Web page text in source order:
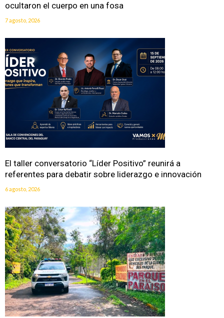
ocultaron el cuerpo en una fosa
7 agosto, 2026
El taller conversatorio “Líder Positivo” reunirá a
referentes para debatir sobre liderazgo e innovación
6 agosto, 2026